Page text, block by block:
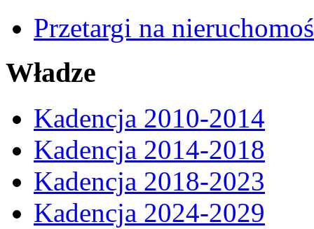
Przetargi na
Władze
Kadencja 2010-2014
Kadencja 2014-2018
Kadencja 2018-2023
Kadencja 2024-2029